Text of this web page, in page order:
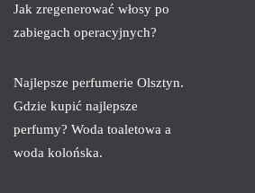
Jak zregenerować włosy po
zabiegach operacyjnych?
Najlepsze perfumerie Olsztyn.
Gdzie kupić najlepsze
perfumy? Woda toaletowa a
woda kolońska.